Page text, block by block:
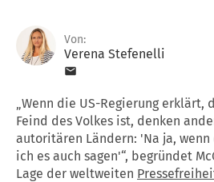
Von:
Verena Stefenelli
„Wenn die US-Regierung erklärt,
Feind des Volkes ist, denken
autoritären Ländern: 'Na ja, wenn
ich es auch sagen'“, begründet
Lage der weltweiten